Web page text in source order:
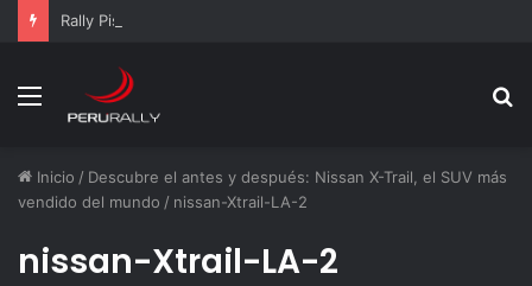
Rally Pisco 2026: todo listo para la gran final del RallyACP
Menú
Inicio / Descubre el antes y después: Nissan X-Trail, el SUV más
vendido del mundo / nissan-Xtrail-LA-2
nissan-Xtrail-LA-2